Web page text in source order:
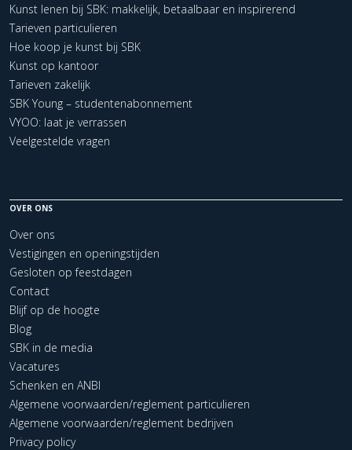
Kunst lenen bij SBK: makkelijk, betaalbaar en inspirerend
Tarieven particulieren
Hoe koop je kunst bij SBK
Kunst op kantoor
Tarieven zakelijk
SBK Young – studentenabonnement
VYOO: laat je verrassen
Veelgestelde vragen
OVER ONS
Over ons
Vestigingen en openingstijden
Gesloten op feestdagen
Contact
Blijf op de hoogte
Blog
SBK in de media
Vacatures
Schenken en ANBI
Algemene voorwaarden/reglement particulieren
Algemene voorwaarden/reglement bedrijven
Privacy policy